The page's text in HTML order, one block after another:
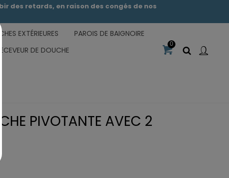
des retards, en raison des congés de nos
EXTÉRIEURES
PAROIS DE BAIGNOIRE
DE DOUCHE
0
PIVOTANTE AVEC 2